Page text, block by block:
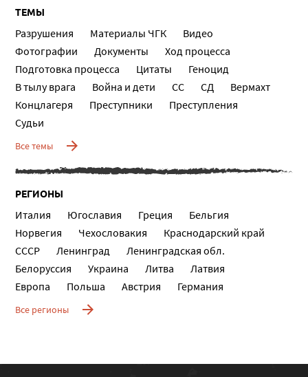
ТЕМЫ
Разрушения Материалы ЧГК
Видео
Фотографии
Документы
Ход процесса
Подготовка процесса
Цитаты
Геноцид
В тылу врага
Война и дети СС СД
Вермахт
Концлагеря
Преступники
Преступления
Судьи
Все темы
РЕГИОНЫ
Италия Югославия Греция
Бельгия
Норвегия
Чехословакия
Краснодарский край
СССР
Ленинград
Ленинградская обл.
Белоруссия
Украина Литва
Латвия
Европа
Польша Австрия Германия
Все регионы